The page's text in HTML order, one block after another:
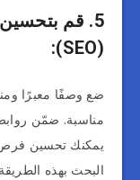
5. قم
(SEO):
ضع وصفًا معبرًا
مناسبة. ضمّن
يمكنك تحسين
البحث بهذه